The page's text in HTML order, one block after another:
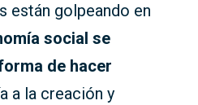
están golpeando en
social se
de hacer
a la creación y